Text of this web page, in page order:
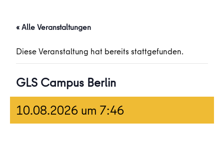
« Alle Veranstaltungen
Diese Veranstaltung hat bereits stattgefunden.
GLS Campus Berlin
10.08.2026 um 7:46